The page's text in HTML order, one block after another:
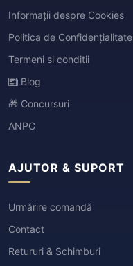
Informații despre Cookies
Politica de Confidențialitate
Termeni si conditii
Blog
🎁 Concursuri
ANPC
AJUTOR & SUPORT
Urmărire comandă
Contact
Retururi & Schimburi